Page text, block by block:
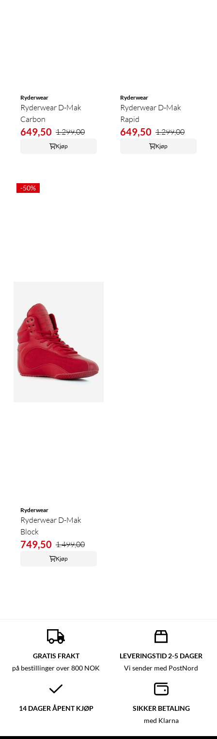
Ryderwear
Ryderwear D-Mak
Carbon
649,50 1.299,00
Kjøp
Ryderwear
Ryderwear D-Mak
Rapid
649,50 1.299,00
Kjøp
-50%
Ryderwear
Ryderwear D-Mak
Block
749,50 1.499,00
Kjøp
GRATIS FRAKT
på bestillinger over 800 NOK
LEVERINGSTID 2-5 DAGER
Vi sender med PostNord
14 DAGER ÅPENT KJØP SIKKER BETALING
med Klarna